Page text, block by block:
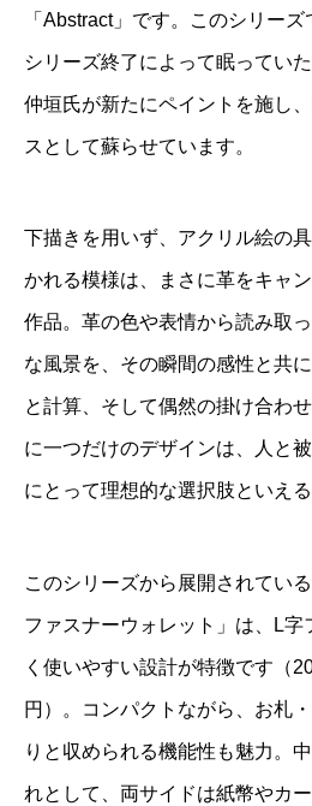
「Abstract」です。このシリー
シリーズ終了によって眠ってい
仲垣氏が新たにペイントを施し
スとして蘇らせています。
下描きを用いず、アクリル絵の
かれる模様は、まさに革をキャ
作品。革の色や表情から読み取
な風景を、その瞬間の感性と共
と計算、そして偶然の掛け合わ
に一つだけのデザインは、人と
にとって理想的な選択肢といえる
このシリーズから展開されてい
ファスナーウォレット」は、L字
く使いやすい設計が特徴です（
円）。コンパクトながら、お札
りと収められる機能性も魅力。
れとして、両サイドは紙幣やカ